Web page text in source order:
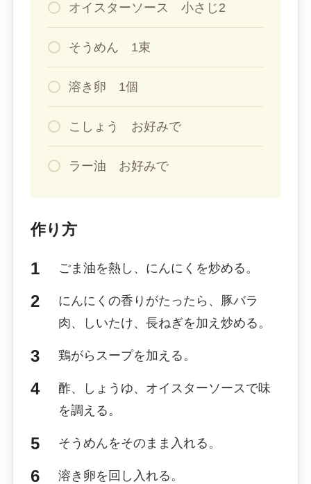
オイスターソース 小さじ2
そうめん 1束
溶き卵 1個
こしょう お好みで
ラー油 お好みで
作り方
ごま油を熱し、にんにくを炒める。
にんにくの香りがたったら、豚バラ
肉、しいたけ、長ねぎを加え炒める。
鶏がらスープを加える。
酢、しょうゆ、オイスターソースで味
を調える。
そうめんをそのまま入れる。
溶き卵を回し入れる。